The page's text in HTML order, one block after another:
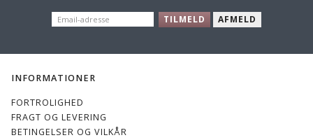
EMAIL-
ADRESSE
TILMELD AFMELD
INFORMATIONER
FORTROLIGHED
FRAGT OG LEVERING
BETINGELSER OG VILKÅR